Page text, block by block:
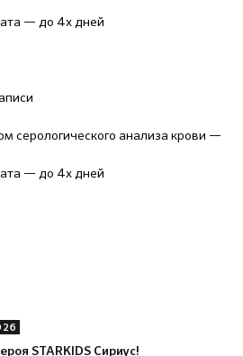
— до 4х дней
серологического анализа крови —
— до 4х дней
STARKIDS Сириус!